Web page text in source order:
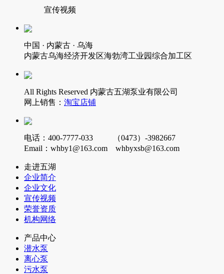
宣传视频
中国 · 内蒙古 · 乌海
内蒙古乌海经济开发区海勃湾工业园综合加工区
All Rights Reserved 内蒙古五湖泵业有限公司
网上销售： 淘宝店铺
电话：400-7777-033 （0473）-3982667
Email：whby1@163.com whbyxsb@163.com
走进五湖
企业简介
企业文化
宣传视频
荣誉资质
机构网络
产品中心
潜水泵
离心泵
污水泵